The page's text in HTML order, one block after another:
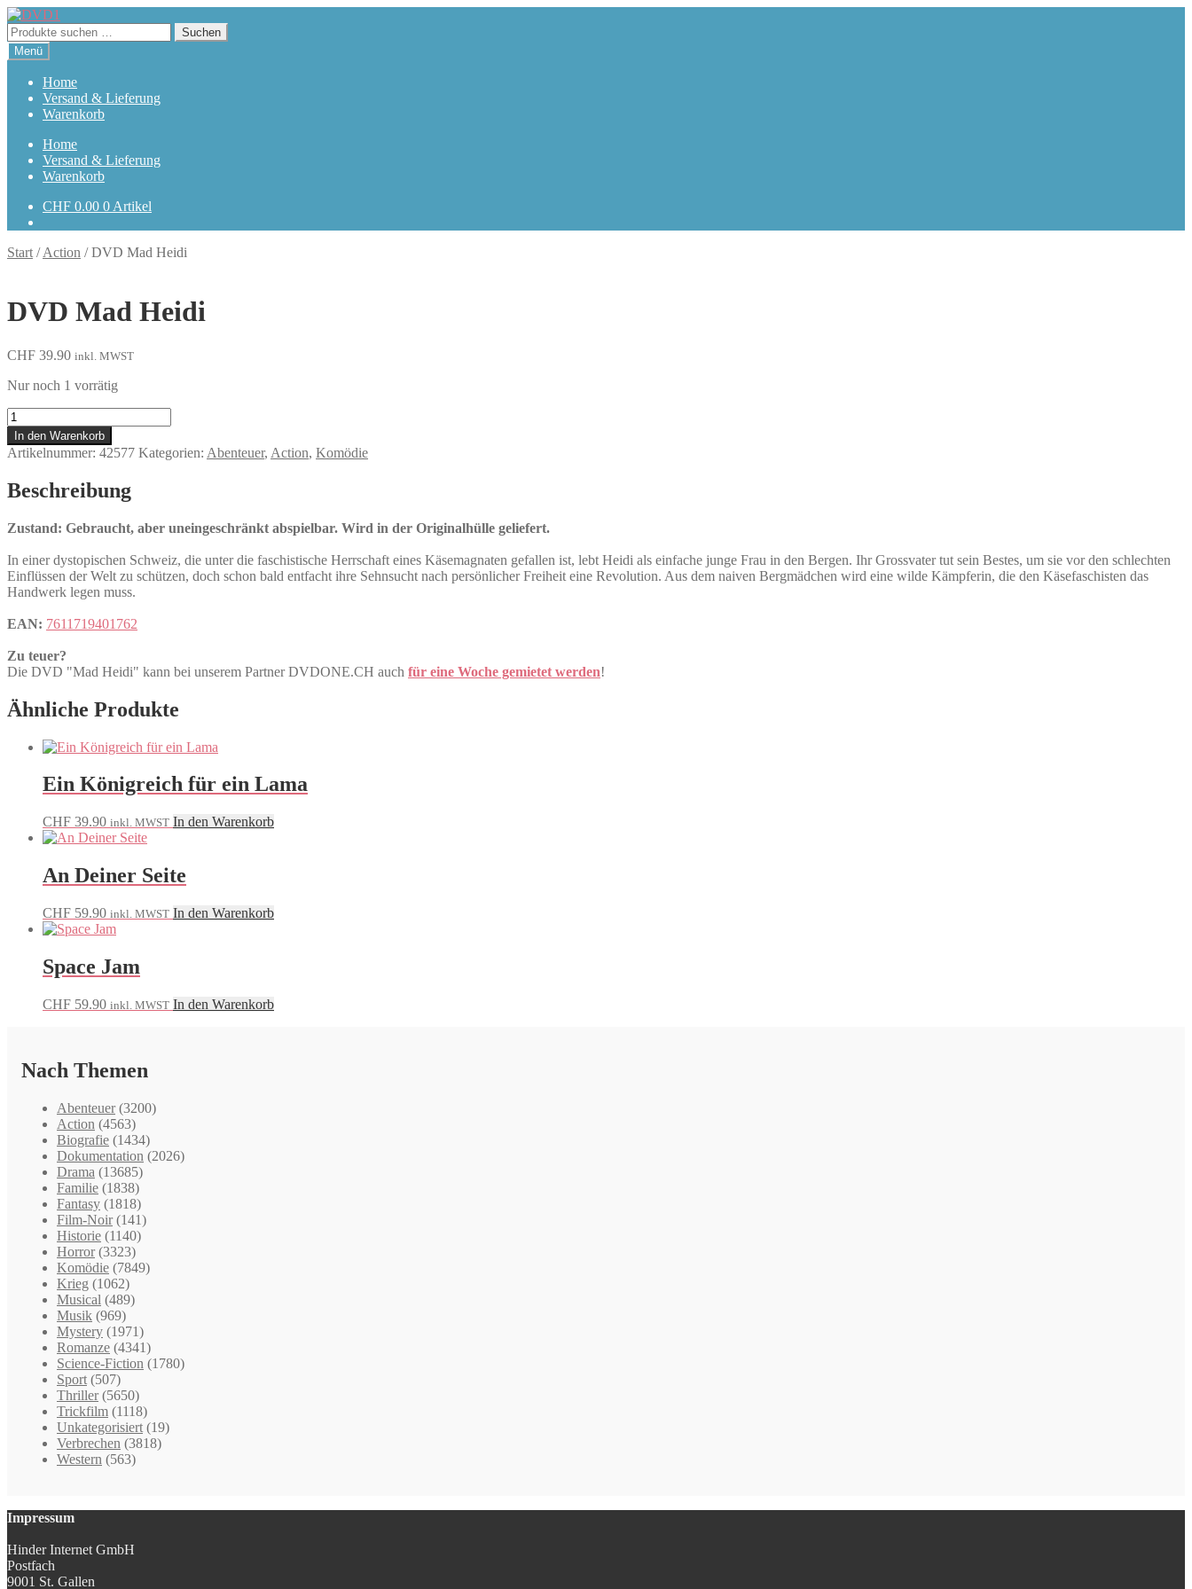
Zur
Navigation
springen
Zum
Inhalt
springen
Suchen
nach:
Suchen
Menü
Home
Versand & Lieferung
Warenkorb
Home
Versand & Lieferung
Warenkorb
CHF 0.00 0 Artikel
Start /Action /DVD Mad Heidi
DVD Mad Heidi
CHF 39.90 inkl. MWST
Nur noch 1 vorrätig
Mad
Heidi
Menge
In den Warenkorb
Artikelnummer: 42577 Kategorien: Abenteuer, Action, Komödie
Beschreibung
Zustand: Gebraucht, aber uneingeschränkt abspielbar. Wird in der Originalhülle geliefert.
In einer dystopischen Schweiz, die unter die faschistische Herrschaft eines Käsemagnaten gefallen ist, lebt Heidi als einfache junge Frau in den Bergen. Ihr Grossvater tut sein Bestes, um sie vor den schlechten
Einflüssen der Welt zu schützen, doch schon bald entfacht ihre Sehnsucht nach persönlicher Freiheit eine Revolution. Aus dem naiven Bergmädchen wird eine wilde Kämpferin, die den Käsefaschisten das
Handwerk legen muss.
EAN: 7611719401762
Zu teuer?
Die DVD "Mad Heidi" kann bei unserem Partner DVDONE.CH auch für eine Woche gemietet werden!
Ähnliche Produkte
Ein Königreich für ein Lama
CHF 39.90 inkl. MWST In den Warenkorb
An Deiner Seite
CHF 59.90 inkl. MWST In den Warenkorb
Space Jam
CHF 59.90 inkl. MWST In den Warenkorb
Nach Themen
Abenteuer (3200)
Action (4563)
Biografie (1434)
Dokumentation (2026)
Drama (13685)
Familie (1838)
Fantasy (1818)
Film-Noir (141)
Historie (1140)
Horror (3323)
Komödie (7849)
Krieg (1062)
Musical (489)
Musik (969)
Mystery (1971)
Romanze (4341)
Science-Fiction (1780)
Sport (507)
Thriller (5650)
Trickfilm (1118)
Unkategorisiert (19)
Verbrechen (3818)
Western (563)
Impressum
Hinder Internet GmbH
Postfach
9001 St. Gallen